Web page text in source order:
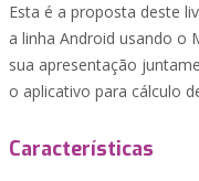
Esta é a proposta deste
a linha Android usando o
sua apresentação
o aplicativo para cálculo
Características